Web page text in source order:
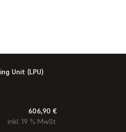
Unit (LPU)
606,90 €
inkl. 19 % MwSt.